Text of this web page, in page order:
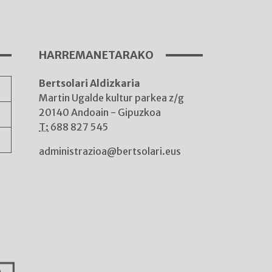
HARREMANETARAKO
Bertsolari Aldizkaria
Martin Ugalde kultur parkea z/g
20140 Andoain - Gipuzkoa
T: 688 827 545
administrazioa@bertsolari.eus